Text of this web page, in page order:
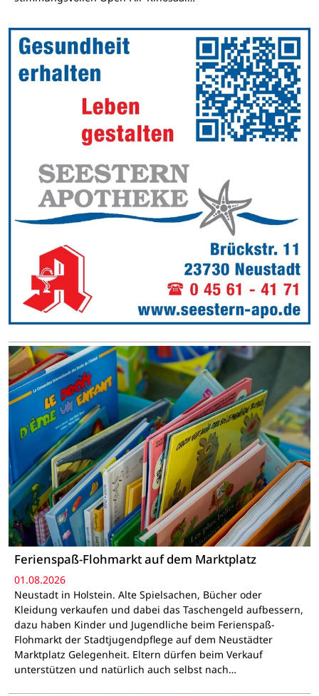
Ferienspaß-Flohmarkt auf dem Marktplatz
01.08.2026
Neustadt in Holstein. Alte Spielsachen, Bücher oder
Kleidung verkaufen und dabei das Taschengeld aufbessern,
dazu haben Kinder und Jugendliche beim Ferienspaß-
Flohmarkt der Stadtjugendpflege auf dem Neustädter
Marktplatz Gelegenheit. Eltern dürfen beim Verkauf
unterstützen und natürlich auch selbst nach…